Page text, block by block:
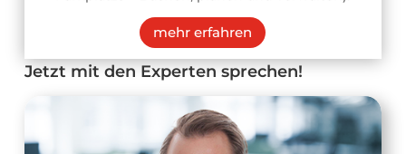
mehr erfahren
Jetzt mit den Experten sprechen!